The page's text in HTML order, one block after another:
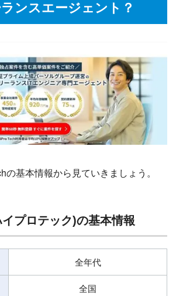
ンスエージェント？
の基本情報から見ていきましょう。
プロテック)の基本情報
全年代
全国